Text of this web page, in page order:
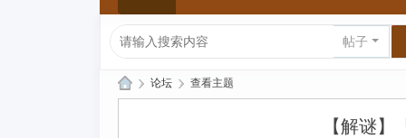
帖子
› 论坛 › 查看主题
【解谜